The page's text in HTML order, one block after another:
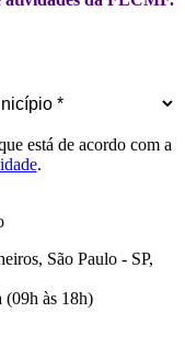
está de acordo com a
.
São Paulo - SP,
(09h às 18h)